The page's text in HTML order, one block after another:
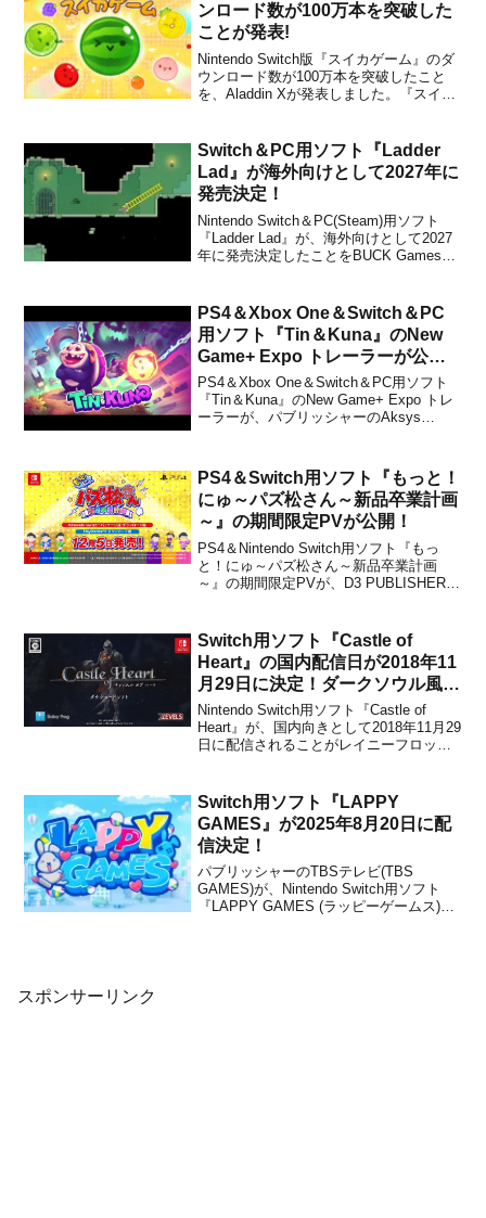
ンロード数が100万本を突破した
ことが発表!
Nintendo Switch版『スイカゲーム』のダ
ウンロード数が100万本を突破したこと
を、Aladdin Xが発表しました。『スイカ
フルーツがボックスから溢れないよう
に、同じフルーツ...
Switch＆PC用ソフト『Ladder
Lad』が海外向けとして2027年に
発売決定！
Nintendo Switch＆PC(Steam)用ソフト
『Ladder Lad』が、海外向けとして2027
年に発売決定したことをBUCK Gamesと
きます。『Ladder Lad』について本作
は、...
PS4＆Xbox One＆Switch＆PC
用ソフト『Tin＆Kuna』のNew
Game+ Expo トレーラーが公
開！
PS4＆Xbox One＆Switch＆PC用ソフト
『Tin＆Kuna』のNew Game+ Expo トレ
ーラーが、パブリッシャーのAksys
画をチェックすることができます。
Figh...
PS4＆Switch用ソフト『もっと！
にゅ～パズ松さん～新品卒業計画
～』の期間限定PVが公開！
PS4＆Nintendo Switch用ソフト『もっ
と！にゅ～パズ松さん～新品卒業計画
～』の期間限定PVが、D3 PUBLISHERか
内容になるとのこと。興味のある方は、
下記から動画をチェックしてみてくだ
さ...
Switch用ソフト『Castle of
Heart』の国内配信日が2018年11
月29日に決定！ダークソウル風の
2Dアクションゲーム
Nintendo Switch用ソフト『Castle of
Heart』が、国内向きとして2018年11月29
日に配信されることがレイニーフロッグ
ディーデベロッパー7LEVELSが開発し
た、2Dダークフ...
Switch用ソフト『LAPPY
GAMES』が2025年8月20日に配
信決定！
パブリッシャーのTBSテレビ(TBS
GAMES)が、Nintendo Switch用ソフト
『LAPPY GAMES (ラッピーゲームス)』
スポンサーリンク